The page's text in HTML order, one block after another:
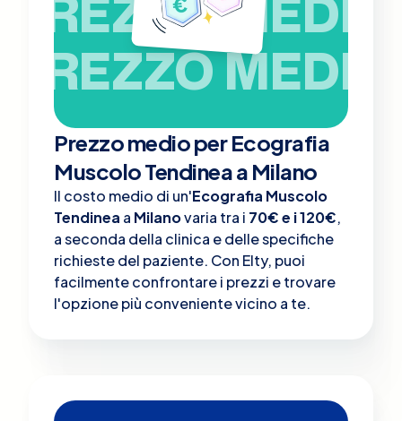
PREZZO MEDIO
Prezzo medio per Ecografia
Muscolo Tendinea a Milano
Il costo medio di un'Ecografia Muscolo
Tendinea a Milanovaria tra i 70€ e i 120€,
a seconda della clinica e delle specifiche
richieste del paziente. Con Elty, puoi
facilmente confrontare i prezzi e trovare
l'opzione più conveniente vicino a te.